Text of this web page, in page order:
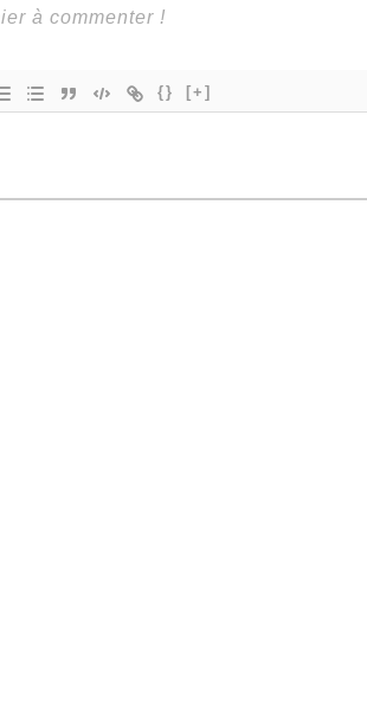
{} [+]